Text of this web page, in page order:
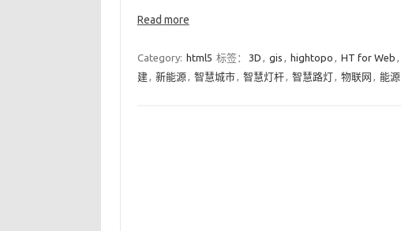
Read more
Category: html5 标签： 3D , gis , hightopo , HT for Web ,
建, 新能源, 智慧城市, 智慧灯杆, 智慧路灯, 物联网 , 能源